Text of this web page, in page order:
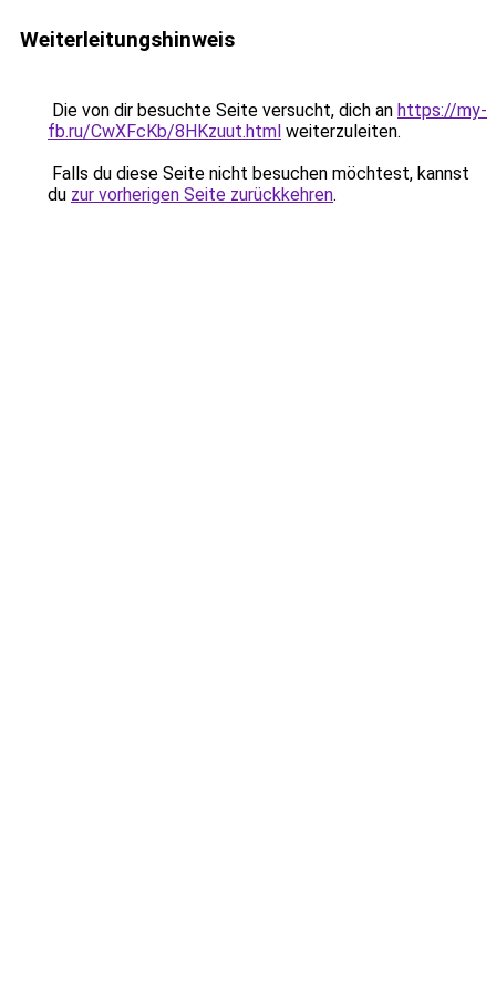
Weiterleitungshinweis
Die von dir besuchte Seite versucht, dich an https://my-
fb.ru/CwXFcKb/8HKzuut.html weiterzuleiten.
Falls du diese Seite nicht besuchen möchtest, kannst
du zur vorherigen Seite zurückkehren.